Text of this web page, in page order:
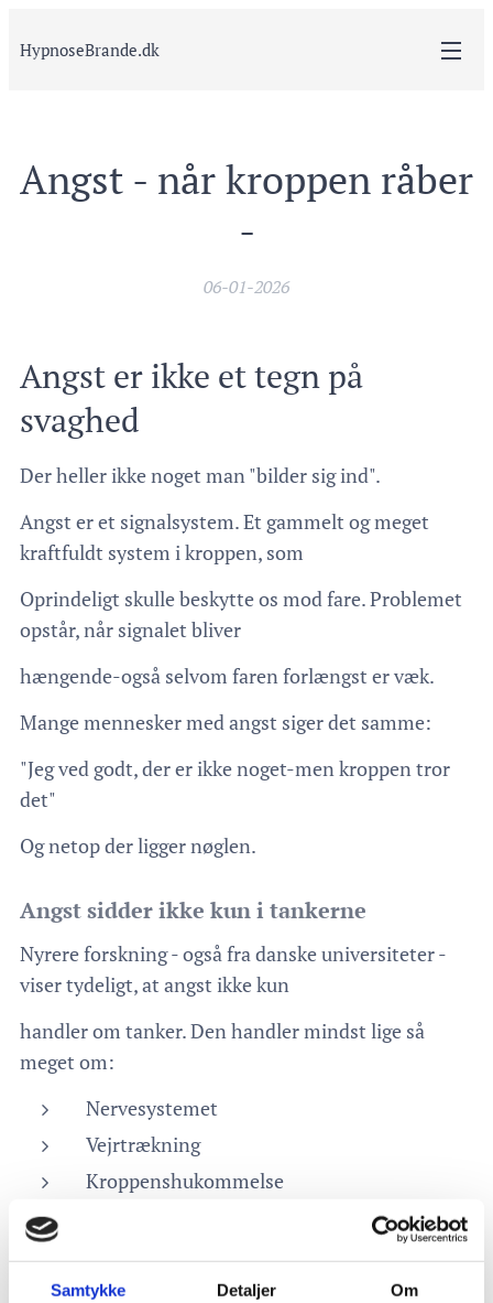
Samtykke Detaljer Om
HypnoseBrande.dk
Angst - når kroppen råber
-
06-01-2026
Angst er ikke et tegn på
svaghed
Der heller ikke noget man "bilder sig ind".
Angst er et signalsystem. Et gammelt og meget
kraftfuldt system i kroppen, som
Oprindeligt skulle beskytte os mod fare. Problemet
opstår, når signalet bliver
hængende-også selvom faren forlængst er væk.
Mange mennesker med angst siger det samme:
"Jeg ved godt, der er ikke noget-men kroppen tror
det"
Og netop der ligger nøglen.
Angst sidder ikke kun i tankerne
Nyrere forskning - også fra danske universiteter -
viser tydeligt, at angst ikke kun
handler om tanker. Den handler mindst lige så
meget om:
Nervesystemet
Vejrtrækning
Kroppenshukommelse
Tidligere belastninger, store som små